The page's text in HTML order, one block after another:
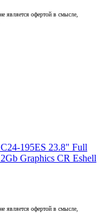
является офертой в смысле,
195ES 23.8" Full
Graphics CR Eshell
является офертой в смысле,